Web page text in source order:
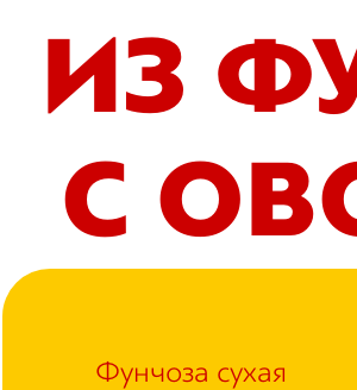
ИЗ
С
Фунчоза сухая